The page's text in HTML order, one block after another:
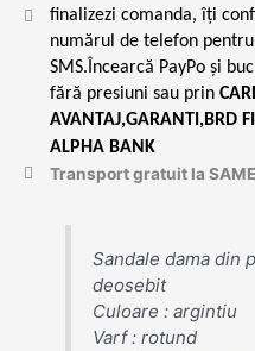
finalizezi comanda, îți
numărul de telefon
SMS.Încearcă PayPo și
fără presiuni sau prin
AVANTAJ,GARANTI,BRD
ALPHA BANK
Transport gratuit la
Sandale dama din
deosebit
Culoare : argintiu
Varf : rotund